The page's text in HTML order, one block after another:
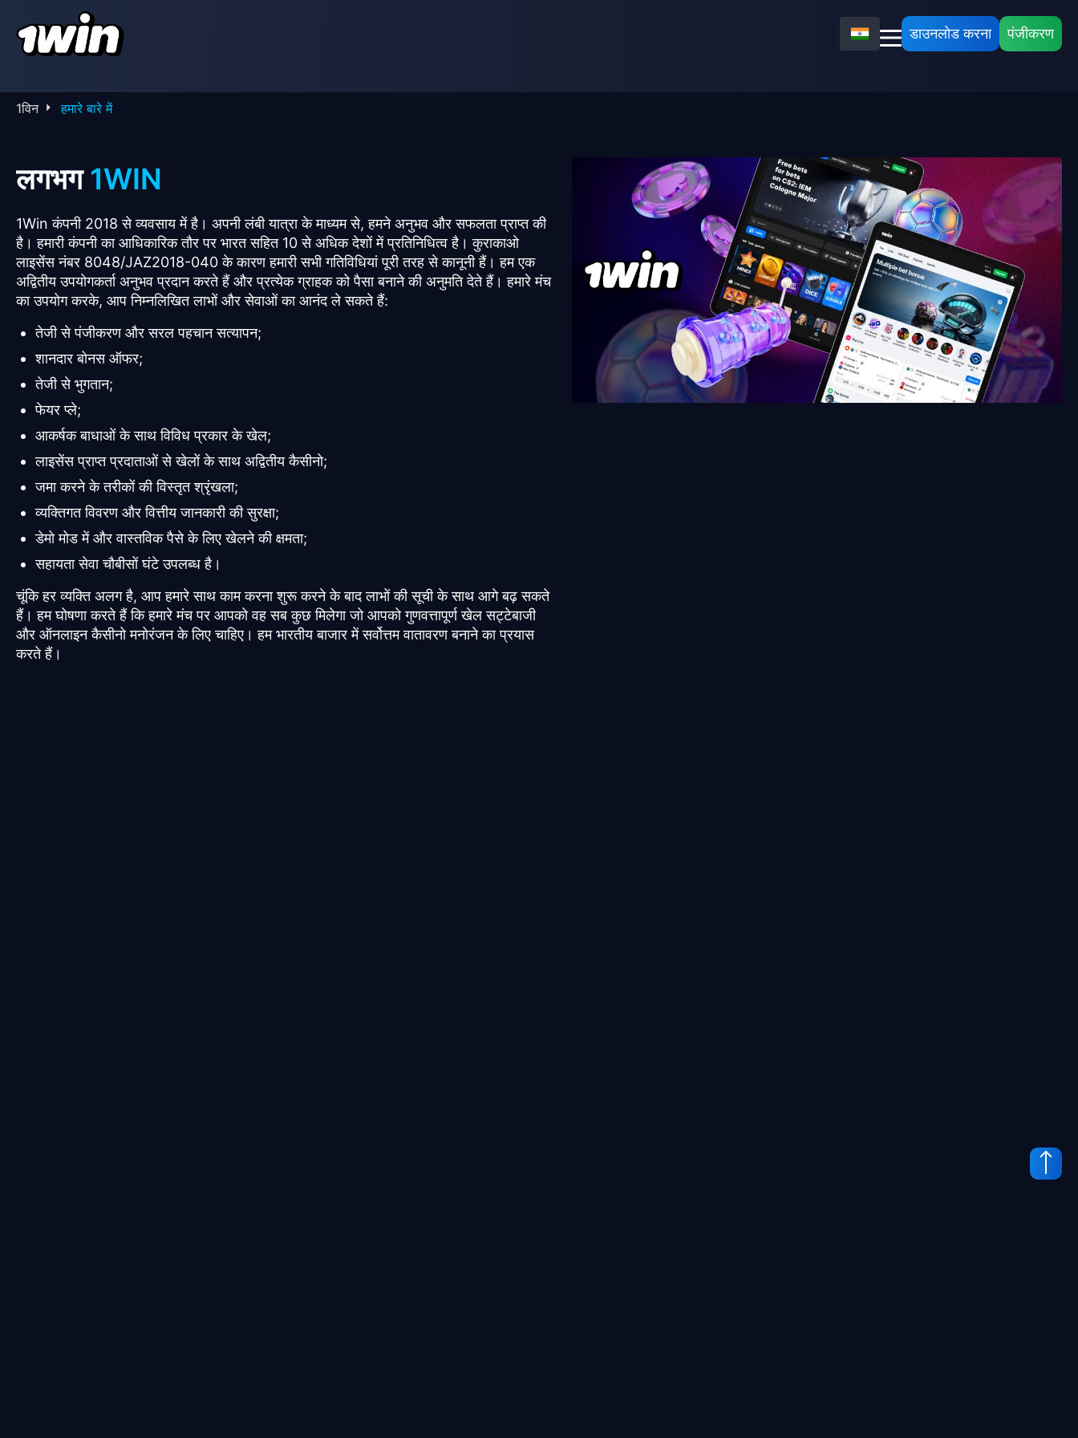
डाउनलोड करना पंजीकरण
1विन हमारे बारे में
लगभग 1WIN
1Win कंपनी 2018 से व्यवसाय में है। अपनी लंबी यात्रा के माध्यम से, हमने अनुभव और सफलता प्राप्त की
है। हमारी कंपनी का आधिकारिक तौर पर भारत सहित 10 से अधिक देशों में प्रतिनिधित्व है। कुराकाओ
लाइसेंस नंबर 8048/JAZ2018-040 के कारण हमारी सभी गतिविधियां पूरी तरह से कानूनी हैं। हम एक
अद्वितीय उपयोगकर्ता अनुभव प्रदान करते हैं और प्रत्येक ग्राहक को पैसा बनाने की अनुमति देते हैं। हमारे मंच
का उपयोग करके, आप निम्नलिखित लाभों और सेवाओं का आनंद ले सकते हैं:
तेजी से पंजीकरण और सरल पहचान सत्यापन;
शानदार बोनस ऑफर;
तेजी से भुगतान;
फेयर प्ले;
आकर्षक बाधाओं के साथ विविध प्रकार के खेल;
लाइसेंस प्राप्त प्रदाताओं से खेलों के साथ अद्वितीय कैसीनो;
जमा करने के तरीकों की विस्तृत श्रृंखला;
व्यक्तिगत विवरण और वित्तीय जानकारी की सुरक्षा;
डेमो मोड में और वास्तविक पैसे के लिए खेलने की क्षमता;
सहायता सेवा चौबीसों घंटे उपलब्ध है।
चूंकि हर व्यक्ति अलग है, आप हमारे साथ काम करना शुरू करने के बाद लाभों की सूची के साथ आगे बढ़ सकते
हैं। हम घोषणा करते हैं कि हमारे मंच पर आपको वह सब कुछ मिलेगा जो आपको गुणवत्तापूर्ण खेल सट्टेबाजी
और ऑनलाइन कैसीनो मनोरंजन के लिए चाहिए। हम भारतीय बाजार में सर्वोत्तम वातावरण बनाने का प्रयास
करते हैं।